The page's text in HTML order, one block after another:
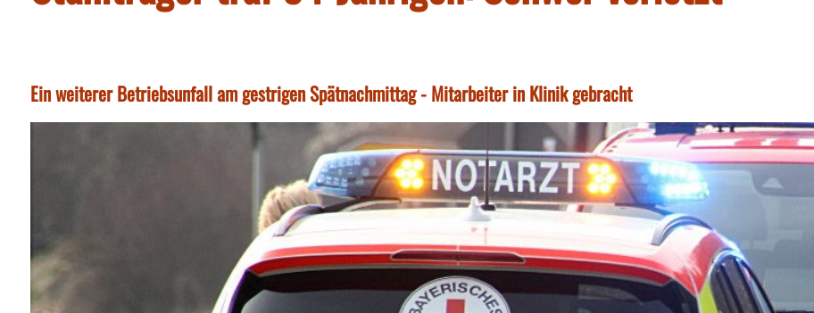
Ein weiterer Betriebsunfall am gestrigen Spätnachmittag - Mitarbeiter in Klinik gebracht